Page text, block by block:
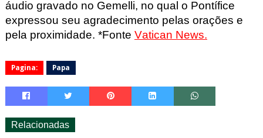
áudio gravado no Gemelli, no qual o Pontífice
expressou seu agradecimento pelas orações e
pela proximidade. *Fonte Vatican News.
Pagina: Papa
Relacionadas